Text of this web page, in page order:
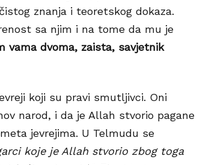
znanja i teoretskog dokaza.
sa njim i na tome da mu je
vama dvoma, zaista, savjetnik
koji su pravi smutljivci. Oni
narod, i da je Allah stvorio pagane
jevrejima. U Telmudu se
koje je Allah stvorio zbog toga